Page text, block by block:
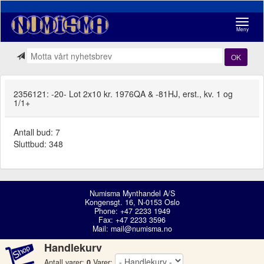
Meny
OK
2356121: -20- Lot 2x10 kr. 1976QA & -81HJ, erst., kv. 1 og
1/1+
Antall bud: 7
Sluttbud: 348
Numisma Mynthandel A/S
Kongensgt. 16, N-0153 Oslo
Phone: +47 2233 1949
Fax: +47 2233 3596
Mail: mail@numisma.no
Handlekurv